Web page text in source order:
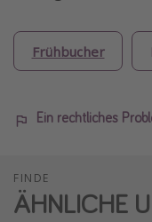
Frühbucher
Ein rechtliches
FINDE
ÄHNLICHE